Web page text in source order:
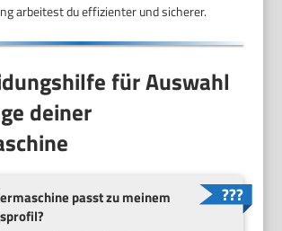
arbeitest du effizienter und sicherer.
für Auswahl
deiner
passt zu meinem